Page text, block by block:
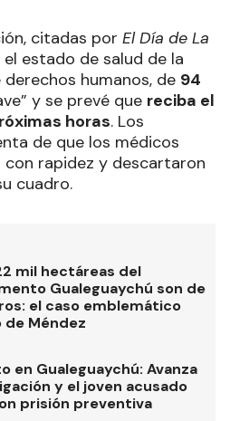
citadas por El Día de La
estado de salud de la
humanos, de 94
y se prevé que reciba el
horas. Los
de que los médicos
rapidez y descartaron
cuadro.
mil hectáreas del
Gualeguaychú son de
el caso emblemático
de Méndez
en Gualeguaychú: Avanza
y el joven acusado
prisión preventiva